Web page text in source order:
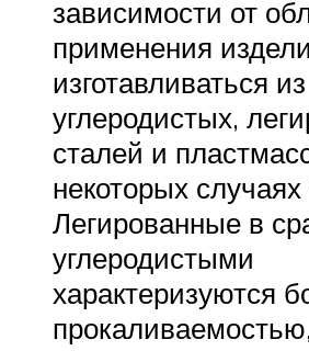
зависимости от
применения
изготавливаться из
углеродистых,
сталей и
некоторых случаях
Легированные в
углеродистыми
характеризуются